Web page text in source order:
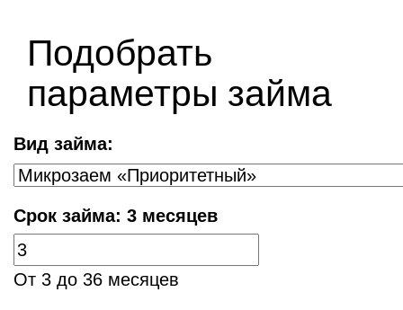
Подобрать
параметры займа
Вид займа:
Срок займа: 3 месяцев
От 3 до 36 месяцев